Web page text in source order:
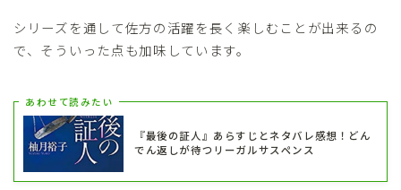
シリーズを通して佐方の活躍を長く楽しむことが出来るの
で、そういった点も加味しています。
あわせて読みたい
『最後の証人』あらすじとネタバレ感想！どん
でん返しが待つリーガルサスペンス